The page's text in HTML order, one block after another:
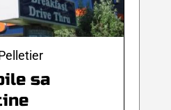
sa